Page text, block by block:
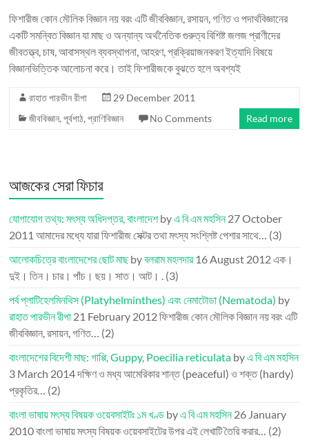
ফিশারীজ কোন মৌলিক বিজ্ঞান নয় বরং এটি জীববিজ্ঞান, রসায়ন, গণিত ও পদার্থবিজ্ঞানের
একটি সমন্বিত বিজ্ঞান যা মাছ ও অন্যান্য অর্থনৈতিক গুরুত্ব বিশিষ্ট জলজ প্রাণীদের
জীবতত্ত্ব, চাষ, আবাসস্থল ব্যবস্থাপনা, আহরণ, প্রক্রিয়াজনকরণ ইত্যাদি বিষয়ে
বিজ্ঞানভিত্তিক আলোচনা করে। তাই ফিশারীজকে বুঝতে হলে অবশ্যই
রাহাত পারভীন রীপা
29 December 2011
জীববিজ্ঞান,পূর্বপাঠ,প্রাণিবিজ্ঞান No Comments Read more
আজকের সেরা ফিচার
যোগাযোগ তথ্য: মৎস্য অধিদপ্তর, বাংলাদেশbyএ বি এম মহসিন27 October
2011 আমাদের মধ্যে যারা ফিশারীজ সেক্টর তথা মৎস্য সংশ্লিষ্ট পেশার সাথে… (3)
আলোকচিত্রে বাংলাদেশের ছোট মাছbyবলরাম মহলদার 16 August 2012এক।
দুই। তিন। চার। পাঁচ। ছয়। সাত। আট। . (3)
পর্ব প্লাটিহেলমিনথিস (Platyhelminthes) এবং নেমাটোডা (Nematoda) by
রাহাত পারভীন রীপা 21 February 2012ফিশারীজ কোন মৌলিক বিজ্ঞান নয় বরং এটি
জীববিজ্ঞান, রসায়ন, গণিত… (2)
বাংলাদেশের বিদেশী মাছ: গাপ্পি, Guppy, Poecilia reticulata byএ বি এম মহসিন
3 March 2014দক্ষিণ ও মধ্য আমেরিকার শান্ত (peaceful) ও শক্ত (hardy)
প্রকৃতির… (2)
বাংলা ভাষায় মৎস্য বিষয়ক ওয়েবসাইটঃ ১ম খণ্ড byএ বি এম মহসিন26 January
2010বাংলা ভাষায় মৎস্য বিষয়ক ওয়েবসাইটের উপর এই লেখাটি তৈরি করার… (2)